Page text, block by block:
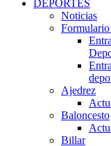
DEPORTES
Noticias
Formulario
Ajedrez
Baloncesto
Billar